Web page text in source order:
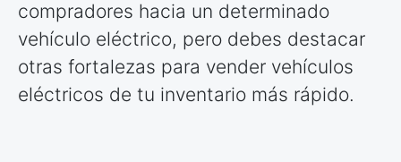
compradores hacia un determinado
vehículo eléctrico, pero debes destacar
otras fortalezas para vender vehículos
eléctricos de tu inventario más rápido.